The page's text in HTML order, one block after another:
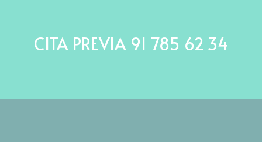
CITA PREVIA 91 785 62 34